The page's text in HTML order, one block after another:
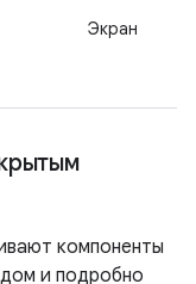
Экран
компоненты
и подробно